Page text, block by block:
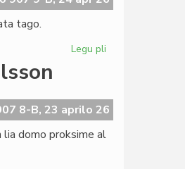
tago.
Legu pli
la
festo
8-B, 23 aprilo 26
lia domo proksime al